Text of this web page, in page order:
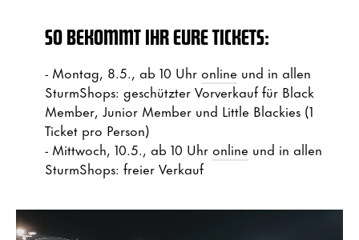
SO BEKOMMT IHR EURE TICKETS:
- Montag, 8.5., ab 10 Uhr online und in allen
SturmShops: geschützter Vorverkauf für Black
Member, Junior Member und Little Blackies (1
Ticket pro Person)
- Mittwoch, 10.5., ab 10 Uhr online und in allen
SturmShops: freier Verkauf